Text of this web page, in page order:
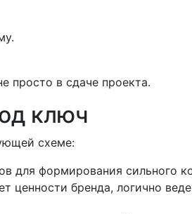
просто в сдаче проекта.
ключ
схеме:
для формирования сильного
бренда, логично